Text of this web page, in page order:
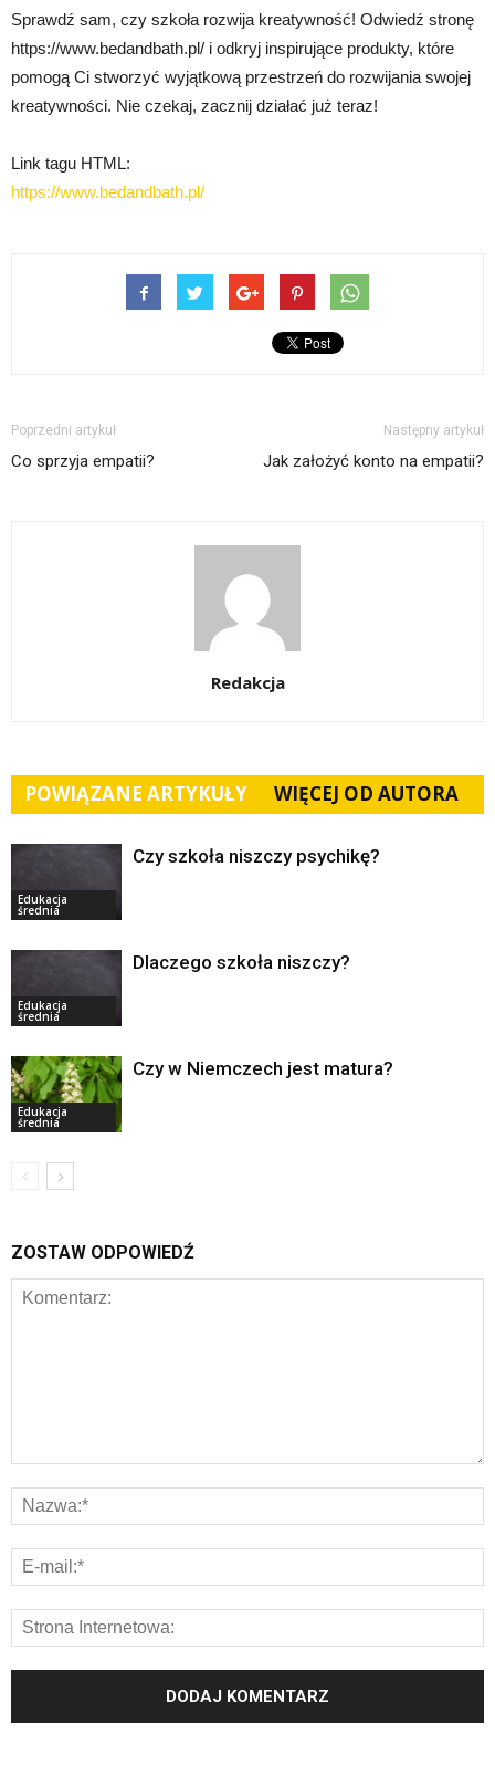
Sprawdź sam, czy szkoła rozwija kreatywność! Odwiedź stronę
https://www.bedandbath.pl/ i odkryj inspirujące produkty, które
pomogą Ci stworzyć wyjątkową przestrzeń do rozwijania swojej
kreatywności. Nie czekaj, zacznij działać już teraz!
Link tagu HTML:
https://www.bedandbath.pl/
Poprzedni artykuł
Co sprzyja empatii?
Następny artykuł
Jak założyć konto na empatii?
Redakcja
POWIĄZANE ARTYKUŁY WIĘCEJ OD AUTORA
Edukacja
średnia
Czy szkoła niszczy psychikę?
Edukacja
średnia
Dlaczego szkoła niszczy?
Edukacja
średnia
Czy w Niemczech jest matura?
ZOSTAW ODPOWIEDŹ